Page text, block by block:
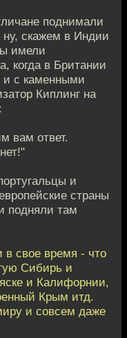
поднимали
ну, скажем в Индии
имели
когда в Британии
и с каменными
Киплинг на
вам ответ.
и
страны
подняли там
в свое время - что
Сибирь и
и Калифорнии,
Крым итд.
и совсем даже